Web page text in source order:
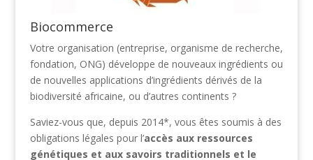
Biocommerce
Votre organisation (entreprise, organisme de recherche,
fondation, ONG) développe de nouveaux ingrédients ou
de nouvelles applications d’ingrédients dérivés de la
biodiversité africaine, ou d’autres continents ?
Saviez-vous que, depuis 2014*, vous êtes soumis à des
obligations légales pour l’accès aux ressources
génétiques et aux savoirs traditionnels et le